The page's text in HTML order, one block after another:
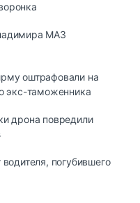
МАЗ
оштрафовали на
экс-таможенника
дрона повредили
погубившего